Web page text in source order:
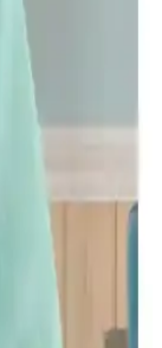
Bornoz
İçin
Happy'yi
detaylı analizle
Peştemal
özellikleri,
ihtiyaçlarınıza